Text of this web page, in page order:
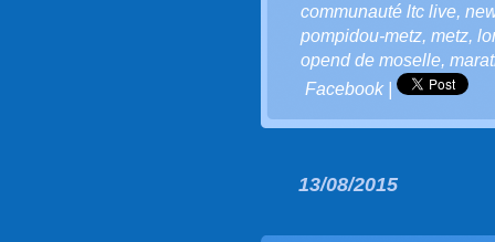
communauté ltc live,
pompidou-metz, metz,
opend de moselle,
Facebook|
13/08/2015